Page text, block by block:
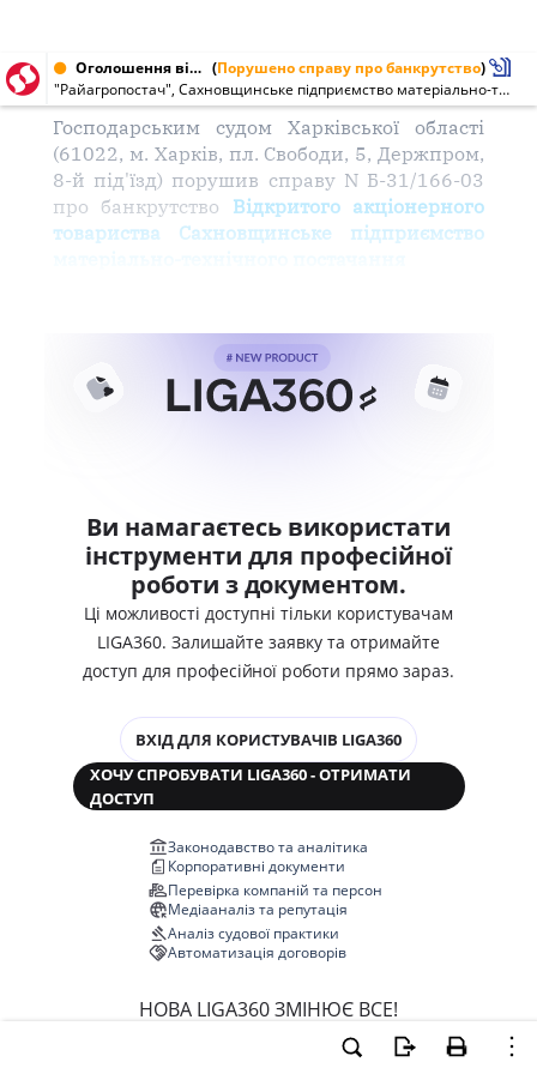
Оголошення від 28.02.2004 № 00907480 (Порушено справу про банкрутство)
"Райагропостач", Сахновщинське підприємство матеріально-технічного постачання, ВАТ (00907480)
Господарським судом Харківської області
(61022, м. Харків, пл. Свободи, 5, Держпром,
8-й під'їзд) порушив справу N Б-31/166-03
про банкрутство Відкритого акціонерного
товариства Сахновщинське підприємство
Ви намагаєтесь використати
інструменти для професійної
роботи з документом.
Ці можливості доступні тільки користувачам
LIGA360. Залишайте заявку та отримайте
доступ для професійної роботи прямо зараз.
ВХІД ДЛЯ КОРИСТУВАЧІВ LIGA360
ХОЧУ СПРОБУВАТИ LIGA360 - ОТРИМАТИ
ДОСТУП
Законодавство та аналітика
Корпоративні документи
Перевірка компаній та персон
Медіааналіз та репутація
Аналіз судової практики
Автоматизація договорів
НОВА LIGA360 ЗМІНЮЄ ВСЕ!